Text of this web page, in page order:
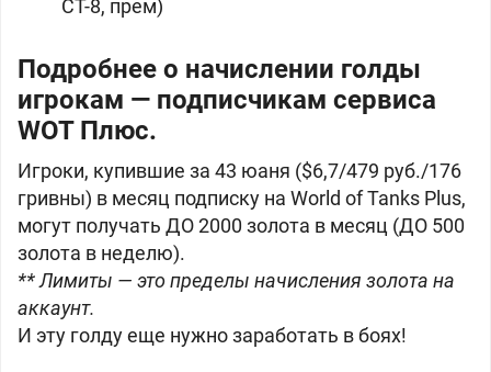
СТ-8, прем)
Подробнее о начислении голды
игрокам — подписчикам сервиса
WOT Плюс.
Игроки, купившие за 43 юаня ($6,7/479 руб./176
гривны) в месяц подписку на World of Tanks Plus,
могут получать ДО2000 золота в месяц (ДО 500
золота в неделю).
** Лимиты — это пределы начисления золота на
аккаунт.
И эту голду еще нужно заработать в боях!